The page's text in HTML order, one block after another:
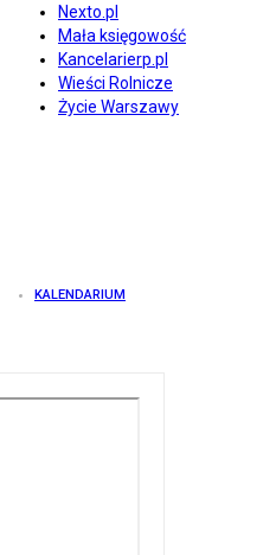
Nexto.pl
Mała księgowość
Kancelarierp.pl
Wieści Rolnicze
Życie Warszawy
KALENDARIUM